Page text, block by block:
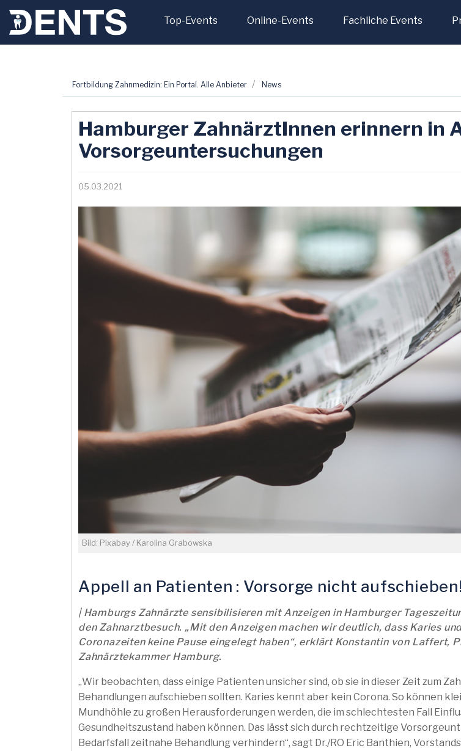
Top-Events Online-Events Fachliche Events
Fortbildung Zahnmedizin: Ein Portal. Alle Anbieter News
Hamburger ZahnärztInnen erinnern in
Vorsorgeuntersuchungen
05.03.2021
Bild: Pixabay / Karolina Grabowska
Appell an Patienten : Vorsorge nicht aufschieben!
| Hamburgs Zahnärzte sensibilisieren mit Anzeigen in Hamburger
den Zahnarztbesuch. „Mit den Anzeigen machen wir deutlich, dass Karies
Coronazeiten keine Pause eingelegt haben“, erklärt Konstantin von Laffert,
Zahnärztekammer Hamburg.
„Wir beobachten, dass einige Patienten unsicher sind, ob sie in dieser Zeit zum
Behandlungen aufschieben sollten. Karies kennt aber kein Corona. So können
Mundhöhle zu großen Herausforderungen werden, die im schlechtesten Fall
Gesundheitszustand haben können. Das lässt sich durch rechtzeitige
Bedarfsfall zeitnahe Behandlung verhindern“, sagt Dr./RO Eric Banthien,